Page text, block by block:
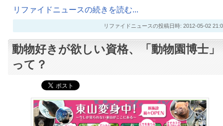
リファイドニュースの続きを読む...
リファイドニュースの投稿日時: 2012-05-02
動物好きが欲しい資格、「動物園博士」
って？